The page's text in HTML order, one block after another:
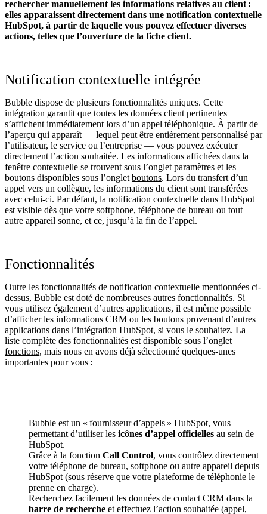
rechercher manuellement les informations relatives au client :
elles apparaissent directement dans une notification contextuelle
HubSpot, à partir de laquelle vous pouvez effectuer diverses
actions, telles que l’ouverture de la fiche client.
Notification contextuelle intégrée
Bubble dispose de plusieurs fonctionnalités uniques. Cette
intégration garantit que toutes les données client pertinentes
s’affichent immédiatement lors d’un appel téléphonique. À partir de
l’aperçu qui apparaît — lequel peut être entièrement personnalisé par
l’utilisateur, le service ou l’entreprise — vous pouvez exécuter
directement l’action souhaitée. Les informations affichées dans la
fenêtre contextuelle se trouvent sous l’onglet paramètres et les
boutons disponibles sous l’onglet boutons. Lors du transfert d’un
appel vers un collègue, les informations du client sont transférées
avec celui-ci. Par défaut, la notification contextuelle dans HubSpot
est visible dès que votre softphone, téléphone de bureau ou tout
autre appareil sonne, et ce, jusqu’à la fin de l’appel.
Fonctionnalités
Outre les fonctionnalités de notification contextuelle mentionnées ci-
dessus, Bubble est doté de nombreuses autres fonctionnalités. Si
vous utilisez également d’autres applications, il est même possible
d’afficher les informations CRM ou les boutons provenant d’autres
applications dans l’intégration HubSpot, si vous le souhaitez. La
liste complète des fonctionnalités est disponible sous l’onglet
fonctions, mais nous en avons déjà sélectionné quelques-unes
importantes pour vous :
Bubble est un « fournisseur d’appels » HubSpot, vous
permettant d’utiliser les icônes d’appel officielles au sein de
HubSpot.
Grâce à la fonction Call Control, vous contrôlez directement
votre téléphone de bureau, softphone ou autre appareil depuis
HubSpot (sous réserve que votre plateforme de téléphonie le
prenne en charge).
Recherchez facilement les données de contact CRM dans la
barre de recherche et effectuez l’action souhaitée (appel,